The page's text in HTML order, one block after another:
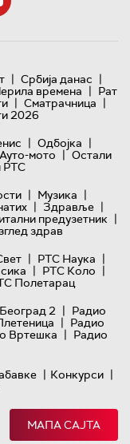
| Србија данас |
времена | Рат
| Сматрачница |
2026
| Одбојка |
Ауто-мото | Остали
РТС
| Музика |
| Здравље |
предузетник |
здрав
| РТС Наука |
| РТС Коло |
Полетарац
2 | Радио
| Радио
Вртешка | Радио
| Конкурси |
МАПА САЈТА